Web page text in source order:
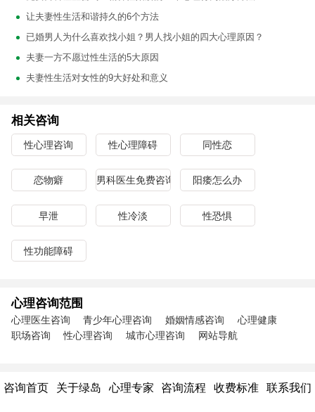
让夫妻性生活和谐持久的6个方法
已婚男人为什么喜欢找小姐？男人找小姐的四大心理原因？
夫妻一方不愿过性生活的5大原因
夫妻性生活对女性的9大好处和意义
相关咨询
性心理咨询 性心理障碍 同性恋
恋物癖 男科医生免费咨询 阳痿怎么办
早泄 性冷淡 性恐惧
性功能障碍
心理咨询范围
心理医生咨询 青少年心理咨询 婚姻情感咨询
心理健康
职场咨询
性心理咨询 城市心理咨询 网站导航
咨询首页 关于绿岛 心理专家 咨询流程 收费标准 联系我们